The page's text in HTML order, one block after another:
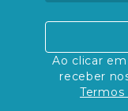
Ao clicar
receber
Termos